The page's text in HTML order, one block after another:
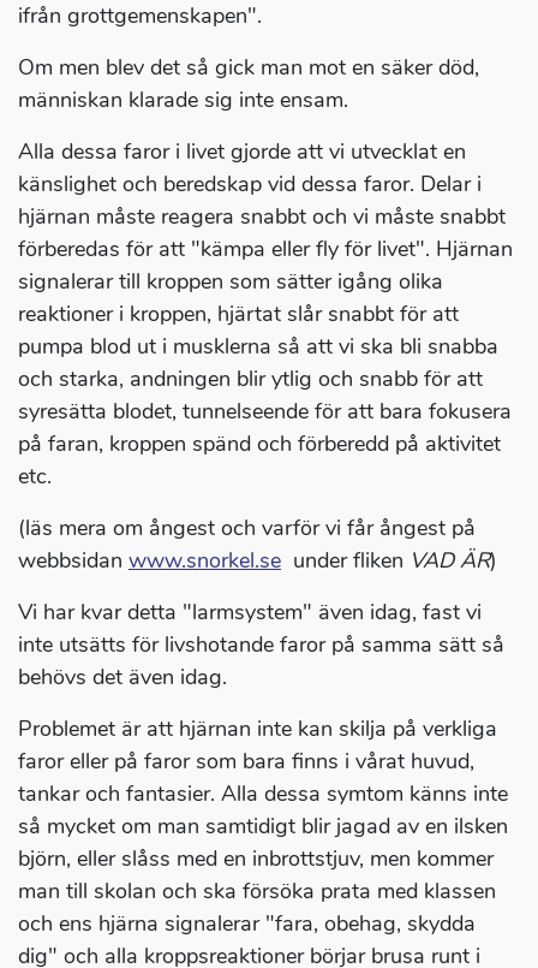
ifrån grottgemenskapen".
Om men blev det så gick man mot en säker död,
människan klarade sig inte ensam.
Alla dessa faror i livet gjorde att vi utvecklat en
känslighet och beredskap vid dessa faror. Delar i
hjärnan måste reagera snabbt och vi måste snabbt
förberedas för att "kämpa eller fly för livet". Hjärnan
signalerar till kroppen som sätter igång olika
reaktioner i kroppen, hjärtat slår snabbt för att
pumpa blod ut i musklerna så att vi ska bli snabba
och starka, andningen blir ytlig och snabb för att
syresätta blodet, tunnelseende för att bara fokusera
på faran, kroppen spänd och förberedd på aktivitet
etc.
(läs mera om ångest och varför vi får ångest på
webbsidan www.snorkel.se under fliken VAD ÄR)
Vi har kvar detta "larmsystem" även idag, fast vi
inte utsätts för livshotande faror på samma sätt så
behövs det även idag.
Problemet är att hjärnan inte kan skilja på verkliga
faror eller på faror som bara finns i vårat huvud,
tankar och fantasier. Alla dessa symtom känns inte
så mycket om man samtidigt blir jagad av en ilsken
björn, eller slåss med en inbrottstjuv, men kommer
man till skolan och ska försöka prata med klassen
och ens hjärna signalerar "fara, obehag, skydda
dig" och alla kroppsreaktioner börjar brusa runt i